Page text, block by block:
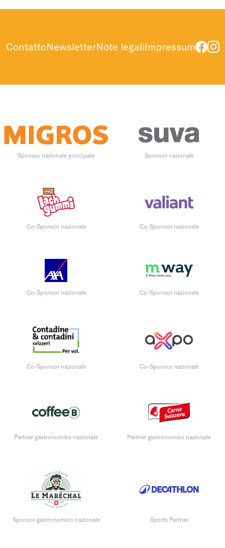
ContattoNewsletterNote legaliImpressum
Sponsor nazionale principale Sponsor nazionale
Co-Sponsor nazionale Co-Sponsor nazionale
Co-Sponsor nazionale Co-Sponsor nazionale
Co-Sponsor nazionale Co-Sponsor nazionale
Partner gastronomico nazionale Partner gastronomico nazionale
Sponsor gastronomico nazionale Sports Partner